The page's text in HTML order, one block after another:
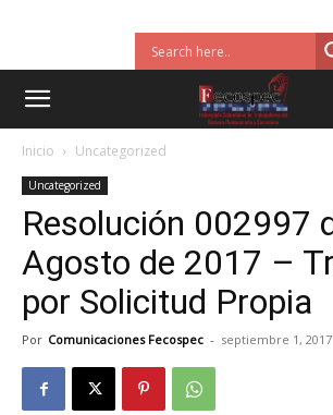
Inicio Uncategorized
Uncategorized
Resolución 002997
Agosto de 2017 –
por Solicitud Propia
Por Comunicaciones Fecospec - septiembre 1, 2017